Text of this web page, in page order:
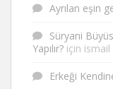
Ayrılan eşin
Süryani
Yapılır? için ismail
Erkeği